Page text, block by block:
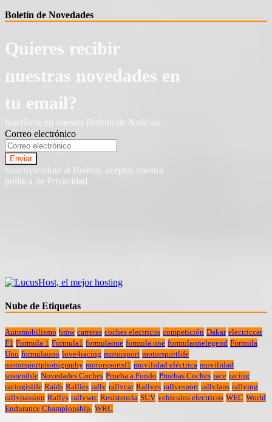
Boletín de Novedades
Quieres recibir
nuestras novedades en
tu email?
Inscríbete en nuestro Boletín de Noticias.
Correo electrónico
Suscriviendote al Boletin, aceptas nuestra
politica de Privacidad.
Nube de Etiquetas
Automobilismo bmw carreras coches electricos competición Dakar electriccar
F1 Formula 1 Formula1 formulaone formula one formulaonelegend Formula
Uno formulauno love4racing motorsport motorsportlife
motorsportphotography motorsportsf1 movilidad eléctrica movilidad
sostenible Novedades Coches Prueba a Fondo Pruebas Coches race racing
racingislife Raids Rallies rally rallycar Rallyes rallyesport rallyfans rallying
rallypassion Rallys rallywrc Resistencia SUV vehiculos electricos WEC World
Endurance Championship. WRC